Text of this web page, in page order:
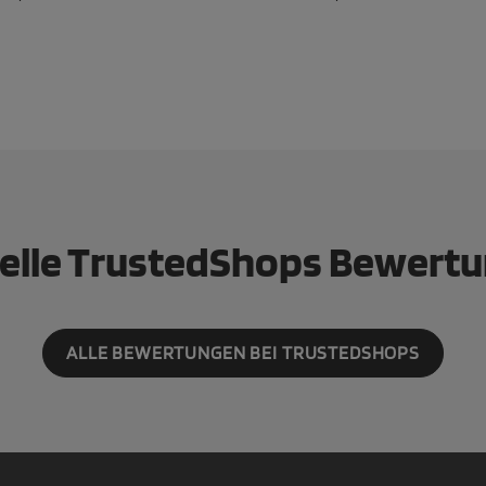
TrustedShops
ALLE BEWERTUNGEN BEI TRUSTEDSHOPS